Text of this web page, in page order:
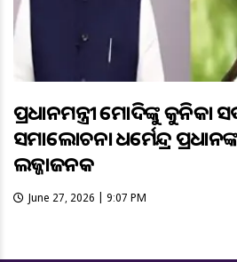
ପ୍ରଧାନମନ୍ତ୍ରୀ ମୋଦିଙ୍କୁ କୁନିକା
ସମାଲୋଚନା ଧର୍ମେନ୍ଦ୍ର
ଲଜ୍ଜାଜନକ
June 27, 2026 | 9:07 PM